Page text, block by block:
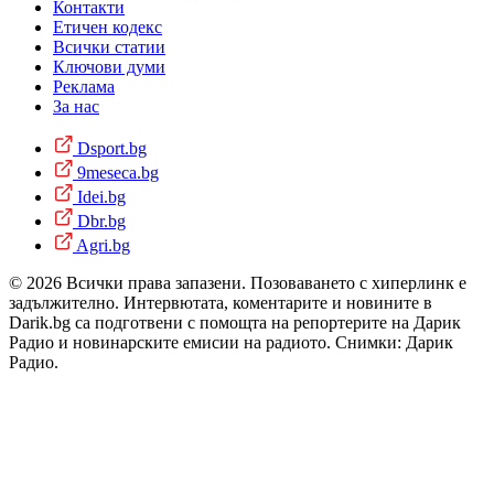
Контакти
Етичен кодекс
Всички статии
Ключови думи
Реклама
За нас
Dsport.bg
9meseca.bg
Idei.bg
Dbr.bg
Agri.bg
© 2026 Всички права запазени. Позоваването с хиперлинк е
задължително. Интервютата, коментарите и новините в
Darik.bg са подготвени с помощта на репортерите на Дарик
Радио и новинарските емисии на радиото. Снимки: Дарик
Радио.